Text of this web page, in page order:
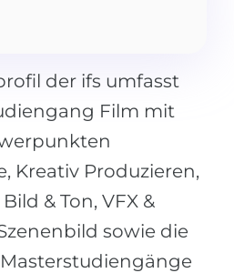
der ifs umfasst
Film mit
Kreativ Produzieren,
& Ton, VFX &
sowie die